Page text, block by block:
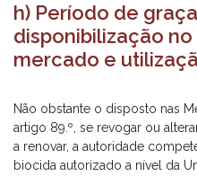
h) Período de
disponibilização no
mercado e
Não obstante o disposto nas
artigo 89.º, se revogar ou
a renovar, a autoridade
biocida autorizado a nível da